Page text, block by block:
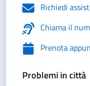
Richiedi
Chiama il
Prenota
Problemi in città